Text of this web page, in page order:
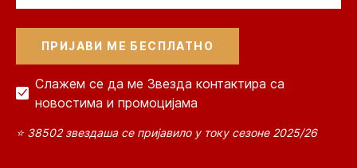
Слажем се да ме Звезда контактира са
новостима и промоцијама
⭐ 38502 звездаша се пријавило у току сезоне 2025/26